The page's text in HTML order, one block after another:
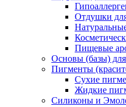
Отдушки
Пищевые
Основы (базы)
Пигменты
Сухие
Жидкие
Силиконы и